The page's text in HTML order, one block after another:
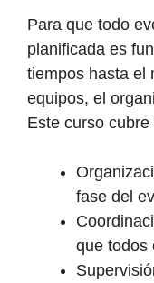
Para que todo
planificada es
tiempos hasta el
equipos, el
Este curso
fase del
que todos